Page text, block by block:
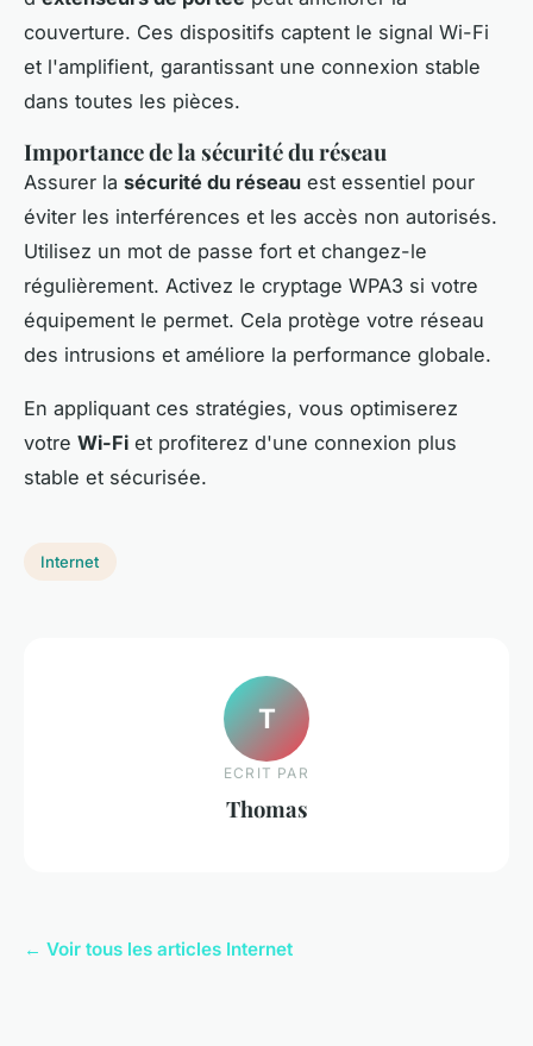
couverture. Ces dispositifs captent le signal Wi-Fi
et l'amplifient, garantissant une connexion stable
dans toutes les pièces.
Importance de la sécurité du réseau
Assurer la sécurité du réseau est essentiel pour
éviter les interférences et les accès non autorisés.
Utilisez un mot de passe fort et changez-le
régulièrement. Activez le cryptage WPA3 si votre
équipement le permet. Cela protège votre réseau
des intrusions et améliore la performance globale.
En appliquant ces stratégies, vous optimiserez
votre Wi-Fi et profiterez d'une connexion plus
stable et sécurisée.
Internet
T
ECRIT PAR
Thomas
← Voir tous les articles Internet